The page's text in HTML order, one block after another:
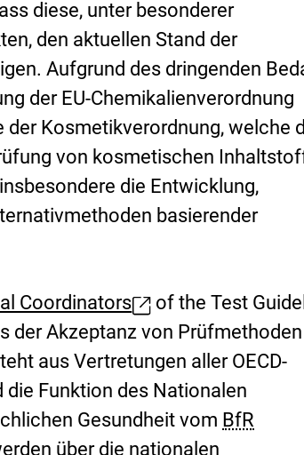
k
:
k
:
r
L
i
n
k
:
diese, unter besonderer
den aktuellen Stand der
Aufgrund des dringenden
der EU-Chemikalienverordnung
der Kosmetikverordnung, welche
von kosmetischen
die Entwicklung,
basierender
Coordinators
of the Test
der Akzeptanz von Prüfmethoden
aus Vertretungen aller OECD-
Funktion des Nationalen
Gesundheit vom BfR
über die nationalen